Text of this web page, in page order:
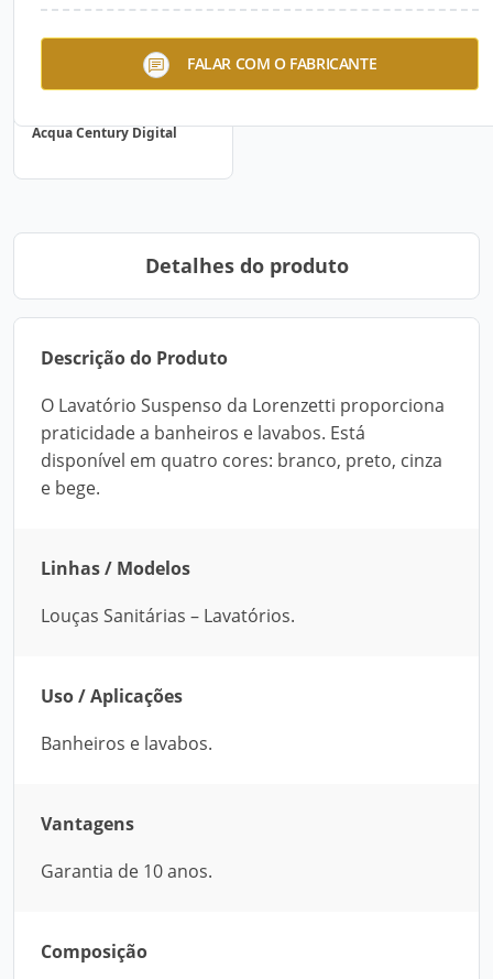
FALAR COM O FABRICANTE
Acqua Century Digital
Detalhes do produto
Descrição do Produto
O Lavatório Suspenso da Lorenzetti proporciona
praticidade a banheiros e lavabos. Está
disponível em quatro cores: branco, preto, cinza
e bege.
Linhas / Modelos
Louças Sanitárias – Lavatórios.
Uso / Aplicações
Banheiros e lavabos.
Vantagens
Garantia de 10 anos.
Composição